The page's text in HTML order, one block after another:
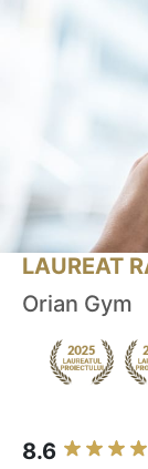
LAUREAT
Orian Gym
8.6